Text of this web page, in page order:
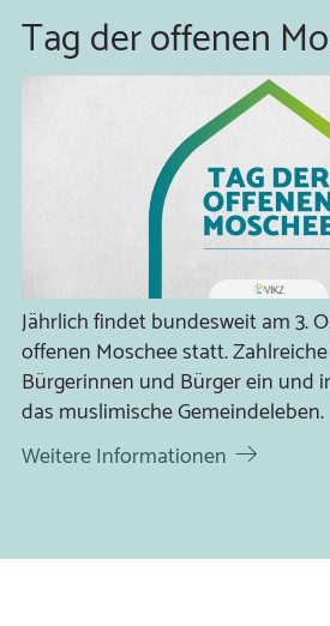
Tag der offenen
Jährlich findet bundesweit am 3.
offenen Moschee statt.
Bürgerinnen und Bürger ein und
das muslimische Gemeindeleben.
Weitere Informationen